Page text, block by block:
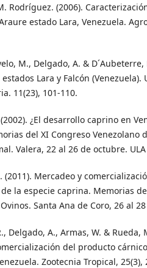
Rodríguez. (2006).
estado Lara, Venezuela.
M., Delgado, A. &
Lara y Falcón
11(23), 101-110.
¿El desarrollo caprino en
del XI Congreso Venezolano
Valera, 22 al 26 de octubre.
(2011). Mercadeo y
la especie caprina. Memorias
Santa Ana de Coro, 26 al
Delgado, A., Armas, W. & Rueda,
del producto
Zootecnia Tropical, 25(3),